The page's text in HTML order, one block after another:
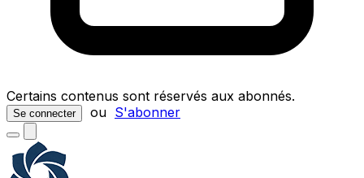
Certains contenus sont réservés aux abonnés.
Se connecter ou S'abonner